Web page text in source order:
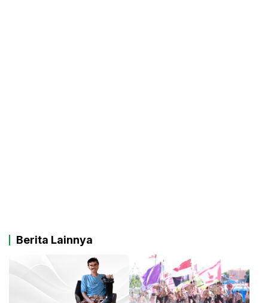
Berita Lainnya